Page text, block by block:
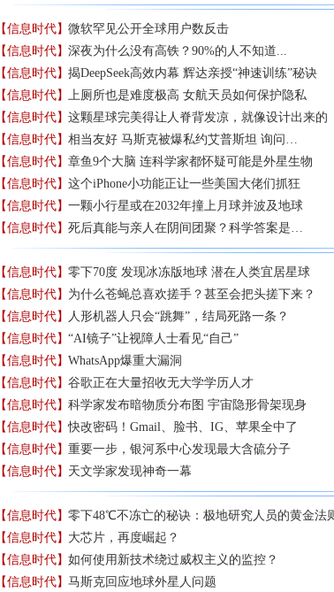
【信息时代】微软罕见公开全球用户数反击
【信息时代】深夜为什么没有高铁？90%的人不知道...
【信息时代】揭DeepSeek高效内幕 辉达亲授“神速训练”秘诀
【信息时代】上厕所也是难度极高 女航天员如何保护隐私
【信息时代】这颗星球完美得让人脊背发凉，就像设计出来的
【信息时代】相当友好 马斯克被爆私约艾普斯坦 询问…
【信息时代】章鱼9个大脑 连科学家都怀疑可能是外星生物
【信息时代】这个iPhone小功能正让一些美国大佬们抓狂
【信息时代】一颗小行星或在2032年撞上月球并波及地球
【信息时代】死后真能与亲人在阴间团聚？科学答案是…
【信息时代】零下70度 发现冰冻版地球 潜在人类宜居星球
【信息时代】为什么苍蝇总喜欢搓手？甚至会把头搓下来？
【信息时代】 人形机器人只会“跳舞”，结局死路一条？
【信息时代】“AI镜子”让视障人士看见“自己”
【信息时代】WhatsApp爆重大漏洞
【信息时代】谷歌正在大量招收无大学学历人才
【信息时代】科学家发布暗物质分布图 宇宙隐形骨架现身
【信息时代】快改密码！Gmail、脸书、IG、苹果全中了
【信息时代】重要一步，银河系中心发现最大含硫分子
【信息时代】天文学家发现神奇一幕
【信息时代】零下48℃不冻亡的秘诀：极地研究人员的黄金法
【信息时代】大芯片，再度崛起？
【信息时代】如何使用新技术绕过威权主义的监控？
【信息时代】马斯克回应地球外星人问题